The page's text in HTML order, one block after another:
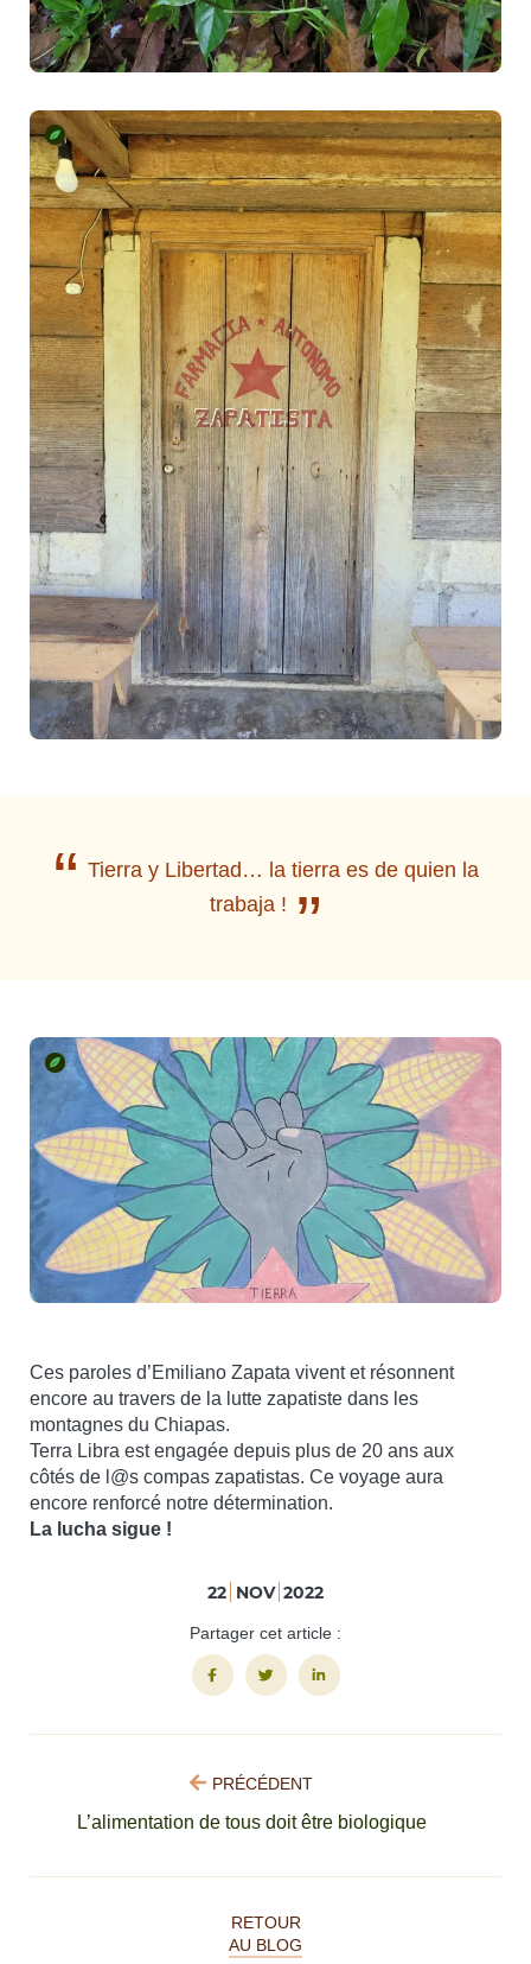
“ Tierra y Libertad… la tierra es de quien la
trabaja ! ”
Ces paroles d’Emiliano Zapata vivent et résonnent
encore au travers de la lutte zapatiste dans les
montagnes du Chiapas.
Terra Libra est engagée depuis plus de 20 ans aux
côtés de l@s compas zapatistas. Ce voyage aura
encore renforcé notre détermination.
La lucha sigue !
22 NOV 2022
Partager cet article :
PRÉCÉDENT
L’alimentation de tous doit être biologique
RETOUR
AU BLOG